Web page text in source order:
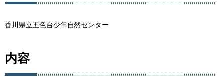
香川県立五色台少年自然センター
内容